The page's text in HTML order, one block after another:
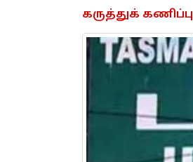
கருத்துக் கணிப்பு